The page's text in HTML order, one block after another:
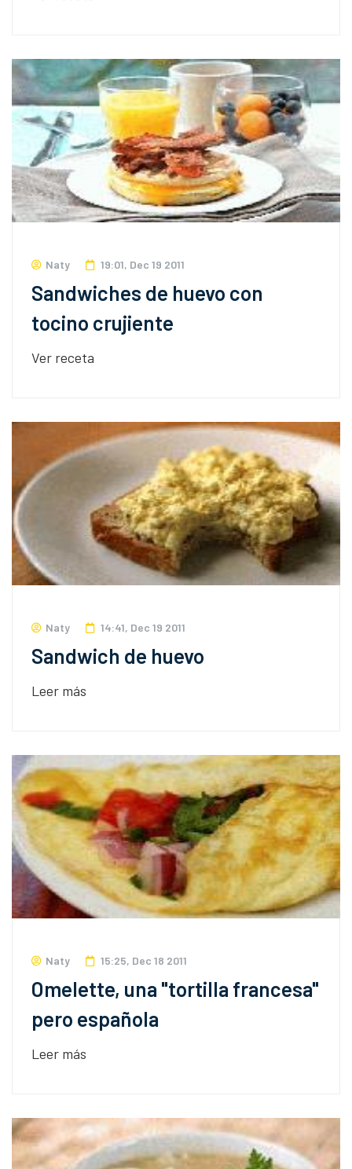
Naty 19:01, Dec 19 2011
Sandwiches de huevo con
tocino crujiente
Ver receta
Naty 14:41, Dec 19 2011
Sandwich de huevo
Leer más
Naty 15:25, Dec 18 2011
Omelette, una "tortilla francesa"
pero española
Leer más